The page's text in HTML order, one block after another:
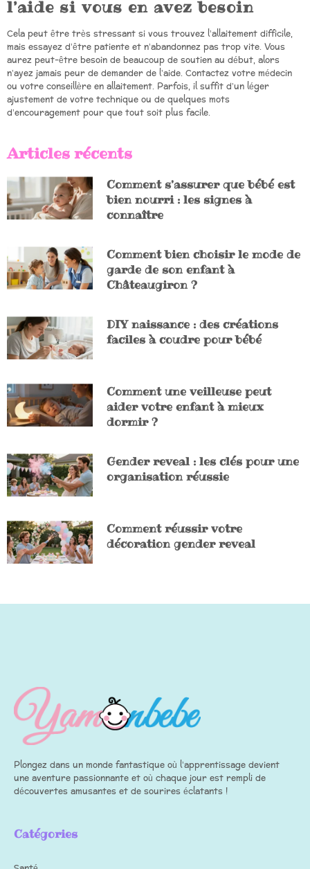
l’aide si vous en avez besoin
Cela peut être très stressant si vous trouvez l’allaitement difficile,
mais essayez d’être patiente et n’abandonnez pas trop vite. Vous
aurez peut-être besoin de beaucoup de soutien au début, alors
n’ayez jamais peur de demander de l’aide. Contactez votre médecin
ou votre conseillère en allaitement. Parfois, il suffit d’un léger
ajustement de votre technique ou de quelques mots
d’encouragement pour que tout soit plus facile.
Articles récents
Comment s’assurer que bébé est
bien nourri : les signes à
connaître
Comment bien choisir le mode de
garde de son enfant à
Châteaugiron ?
DIY naissance : des créations
faciles à coudre pour bébé
Comment une veilleuse peut
aider votre enfant à mieux
dormir ?
Gender reveal : les clés pour une
organisation réussie
Comment réussir votre
décoration gender reveal
Plongez dans un monde fantastique où l’apprentissage devient
une aventure passionnante et où chaque jour est rempli de
découvertes amusantes et de sourires éclatants !
Catégories